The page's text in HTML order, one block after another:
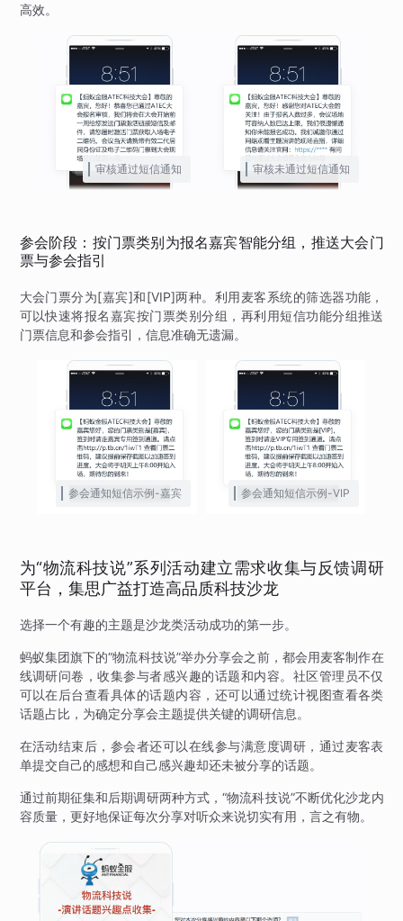
高效。
审核通过短信通知 审核未通过短信通知
参会阶段：按门票类别为报名嘉宾智能分组，推送大会门
票与参会指引
大会门票分为[嘉宾]和[VIP]两种。利用麦客系统的筛选器功能，
可以快速将报名嘉宾按门票类别分组，再利用短信功能分组推送
门票信息和参会指引，信息准确无遗漏。
参会通知短信示例-嘉宾 参会通知短信示例-VIP
为“物流科技说”系列活动建立需求收集与反馈调研
平台，集思广益打造高品质科技沙龙
选择一个有趣的主题是沙龙类活动成功的第一步。
蚂蚁集团旗下的“物流科技说”举办分享会之前，都会用麦客制作在
线调研问卷，收集参与者感兴趣的话题和内容。社区管理员不仅
可以在后台查看具体的话题内容，还可以通过统计视图查看各类
话题占比，为确定分享会主题提供关键的调研信息。
在活动结束后，参会者还可以在线参与满意度调研，通过麦客表
单提交自己的感想和自己感兴趣却还未被分享的话题。
通过前期征集和后期调研两种方式，“物流科技说”不断优化沙龙内
容质量，更好地保证每次分享对听众来说切实有用，言之有物。